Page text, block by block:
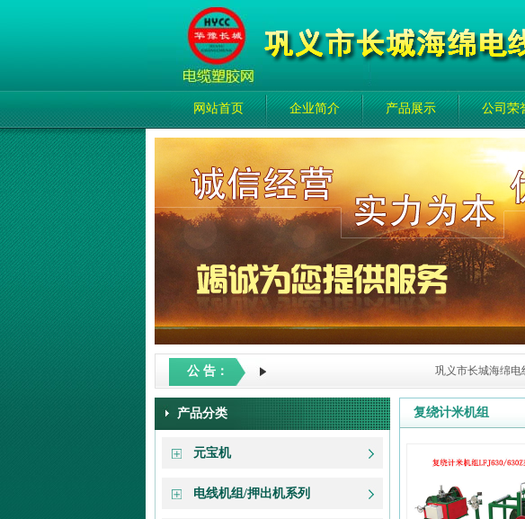
网站首页 企业简介 产品展示 公司荣
公 告： 巩义市长城海绵电
产品分类
元宝机
电线机组/押出机系列
复绕计米机组